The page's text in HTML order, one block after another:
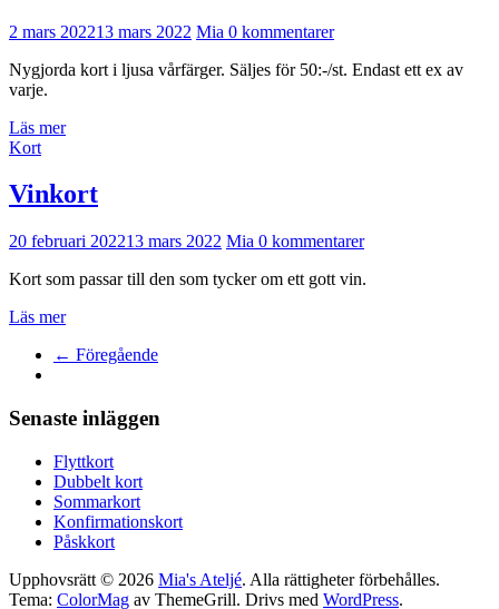
2 mars 202213 mars 2022 Mia 0 kommentarer
Nygjorda kort i ljusa vårfärger. Säljes för 50:-/st. Endast ett ex av
varje.
Läs mer
Kort
Vinkort
20 februari 202213 mars 2022 Mia 0 kommentarer
Kort som passar till den som tycker om ett gott vin.
Läs mer
← Föregående
Senaste inläggen
Flyttkort
Dubbelt kort
Sommarkort
Konfirmationskort
Påskkort
Upphovsrätt © 2026 Mia's Ateljé. Alla rättigheter förbehålles.
Tema: ColorMag av ThemeGrill. Drivs med WordPress.